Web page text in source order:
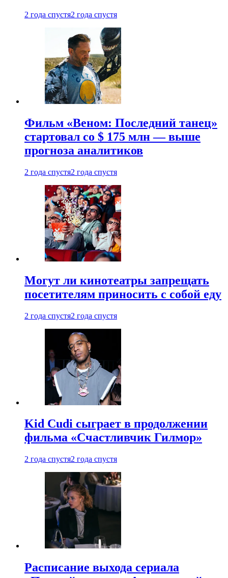
2 года спустя2 года спустя
Фильм «Веном: Последний танец»
стартовал со $ 175 млн — выше
прогноза аналитиков
2 года спустя2 года спустя
Могут ли кинотеатры запрещать
посетителям приносить с собой еду
2 года спустя2 года спустя
Kid Cudi сыграет в продолжении
фильма «Счастливчик Гилмор»
2 года спустя2 года спустя
Расписание выхода сериала